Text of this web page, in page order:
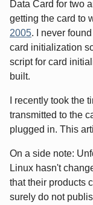
Data Card for two
getting the card to
2005. I never
card initialization
script for card
built.
I recently took the
transmitted to the
plugged in. This
On a side note:
Linux hasn't
that their products
surely do not